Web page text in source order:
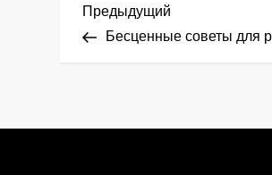
Н
и
Предыдущая
запись
Предыдущий
Бесценные советы для